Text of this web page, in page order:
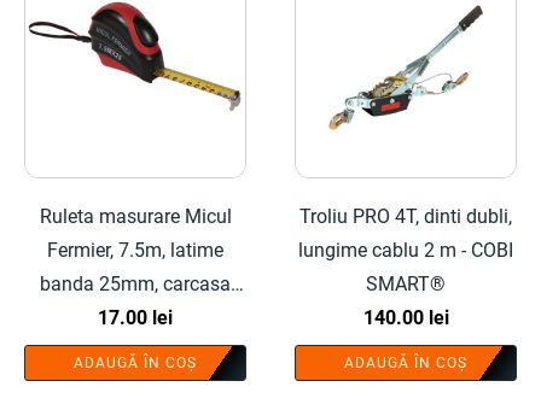
Ruleta masurare Micul
Fermier, 7.5m, latime
banda 25mm, carcasa
cauciucata - COBI
SMART®
17.00 lei
ADAUGĂ ÎN COȘ
Troliu PRO 4T, dinti dubli,
lungime cablu 2 m - COBI
SMART®
140.00 lei
ADAUGĂ ÎN COȘ